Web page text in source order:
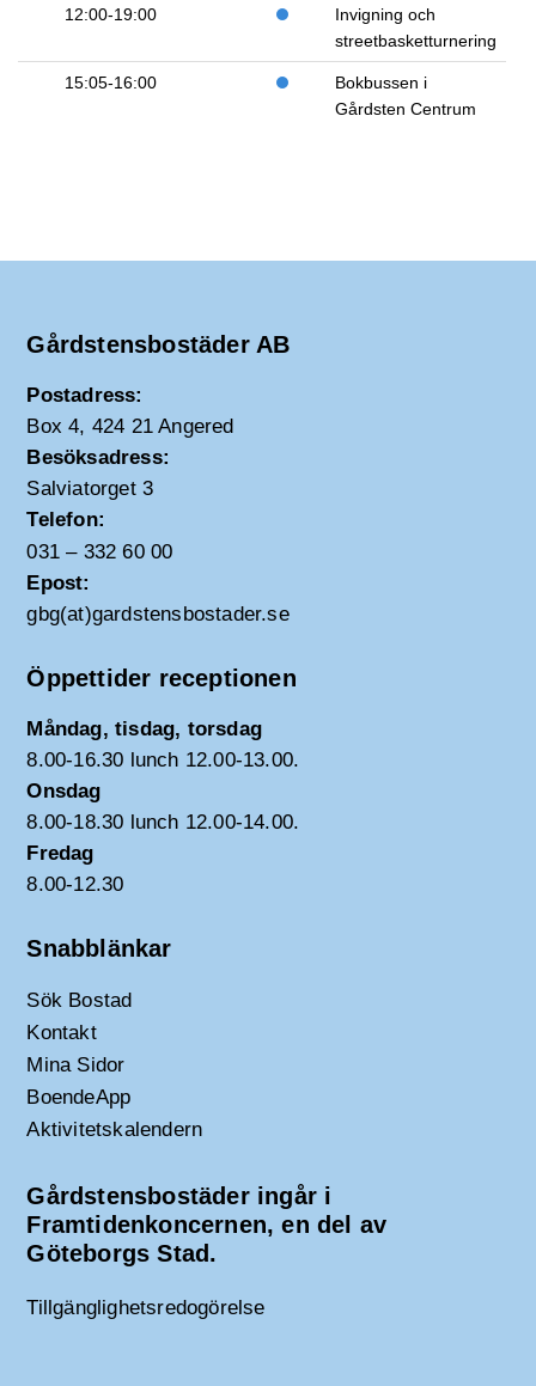
12:00-19:00
Invigning och
streetbasketturnering
15:05-16:00
Bokbussen i
Gårdsten Centrum
Gårdstensbostäder AB
Postadress:
Box 4, 424 21 Angered
Besöksadress:
Salviatorget 3
Telefon:
031 – 332 60 00
Epost:
gbg(at)gardstensbostader.se
Öppettider receptionen
Måndag, tisdag, torsdag
8.00-16.30 lunch 12.00-13.00.
Onsdag
8.00-18.30 lunch 12.00-14.00.
Fredag
8.00-12.30
Snabblänkar
Sök Bostad
Kontakt
Mina Sidor
BoendeApp
Aktivitetskalendern
Gårdstensbostäder ingår i
Framtidenkoncernen, en del av
Göteborgs Stad.
Tillgänglighetsredogörelse